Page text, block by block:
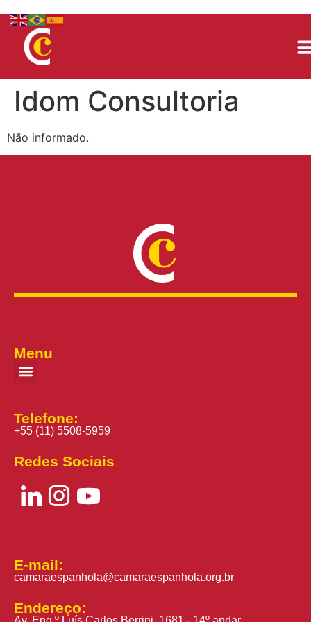
Idom Consultoria
Não informado.
Menu
Telefone:
+55 (11) 5508-5959
Redes Sociais
E-mail:
camaraespanhola@camaraespanhola.org.br
Endereço: